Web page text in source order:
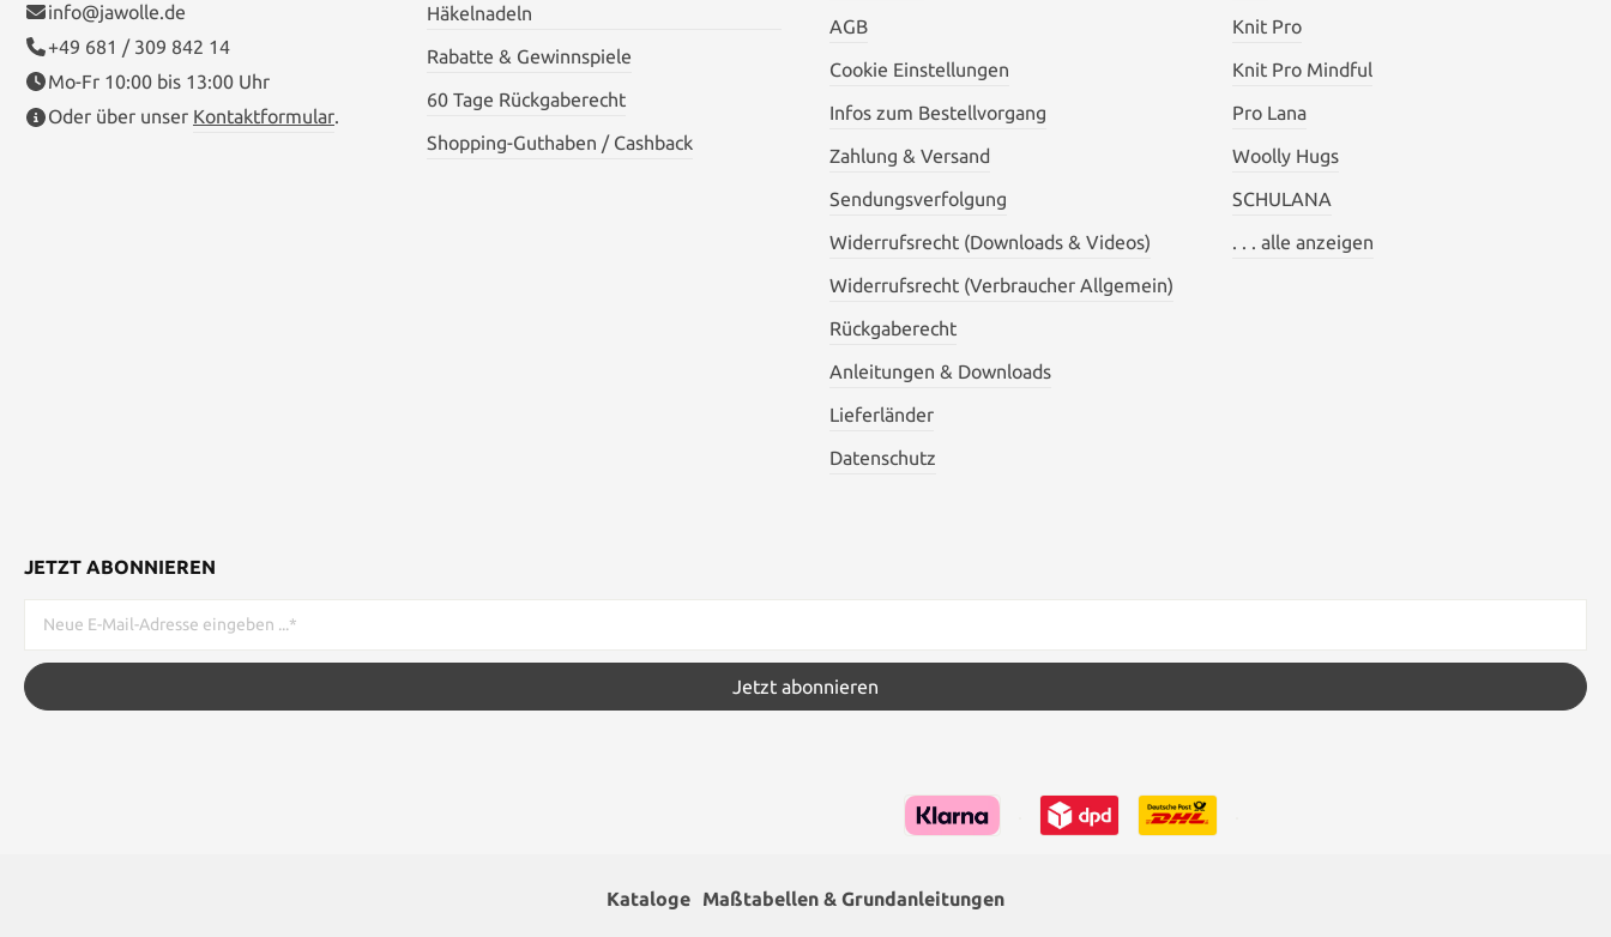
info@jawolle.de
+49 681 / 309 842 14
Mo-Fr 10:00 bis 13:00 Uhr
Oder über unser Kontaktformular.
Häkelnadeln
Rabatte & Gewinnspiele
60 Tage Rückgaberecht
Shopping-Guthaben / Cashback
AGB
Cookie Einstellungen
Infos zum Bestellvorgang
Zahlung & Versand
Sendungsverfolgung
Widerrufsrecht (Downloads & Videos)
Widerrufsrecht (Verbraucher Allgemein)
Rückgaberecht
Anleitungen & Downloads
Lieferländer
Datenschutz
Knit Pro
Knit Pro Mindful
Pro Lana
Woolly Hugs
SCHULANA
. . . alle anzeigen
JETZT ABONNIEREN
Jetzt abonnieren
Kataloge Maßtabellen & Grundanleitungen